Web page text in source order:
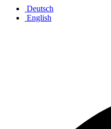
Deutsch
English